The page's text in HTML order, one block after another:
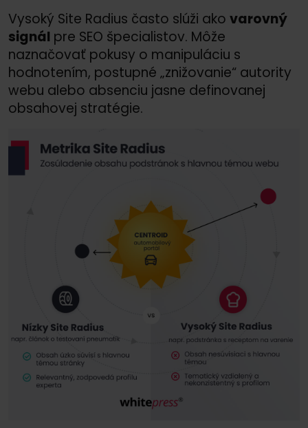
Vysoký Site Radius často slúži ako varovný
signál pre SEO špecialistov. Môže
naznačovať pokusy o manipuláciu s
hodnotením, postupné „znižovanie“ autority
webu alebo absenciu jasne definovanej
obsahovej stratégie.